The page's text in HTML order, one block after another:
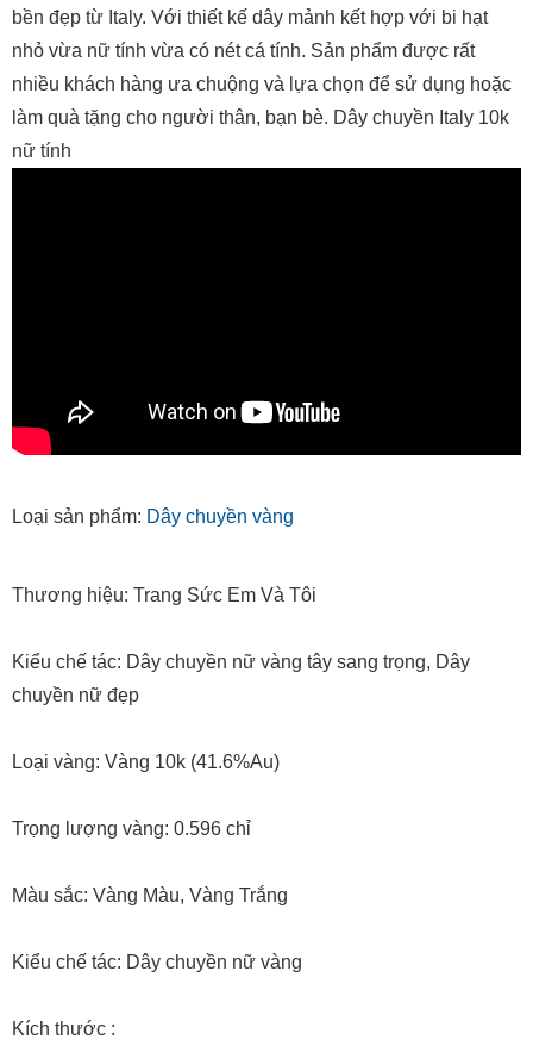
bền đẹp từ Italy. Với thiết kế dây mảnh kết hợp với bi hạt
nhỏ vừa nữ tính vừa có nét cá tính. Sản phẩm được rất
nhiều khách hàng ưa chuộng và lựa chọn để sử dụng hoặc
làm quà tặng cho người thân, bạn bè. Dây chuyền Italy 10k
nữ tính
Loại sản phẩm: Dây chuyền vàng
Thương hiệu: Trang Sức Em Và Tôi
Kiểu chế tác: Dây chuyền nữ vàng tây sang trọng, Dây
chuyền nữ đẹp
Loại vàng: Vàng 10k (41.6%Au)
Trọng lượng vàng: 0.596 chỉ
Màu sắc: Vàng Màu, Vàng Trắng
Kiểu chế tác: Dây chuyền nữ vàng
Kích thước :